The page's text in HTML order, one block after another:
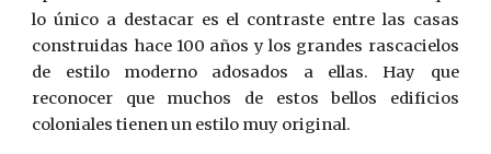
lo único a destacar es el contraste entre las casas
construidas hace 100 años y los grandes rascacielos
de estilo moderno adosados a ellas. Hay que
reconocer que muchos de estos bellos edificios
coloniales tienen un estilo muy original.